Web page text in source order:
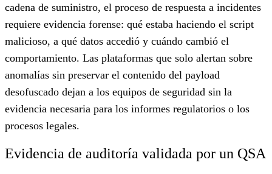
cadena de suministro, el proceso de respuesta a incidentes
requiere evidencia forense: qué estaba haciendo el script
malicioso, a qué datos accedió y cuándo cambió el
comportamiento. Las plataformas que solo alertan sobre
anomalías sin preservar el contenido del payload
desofuscado dejan a los equipos de seguridad sin la
evidencia necesaria para los informes regulatorios o los
procesos legales.
Evidencia de auditoría validada por un QSA